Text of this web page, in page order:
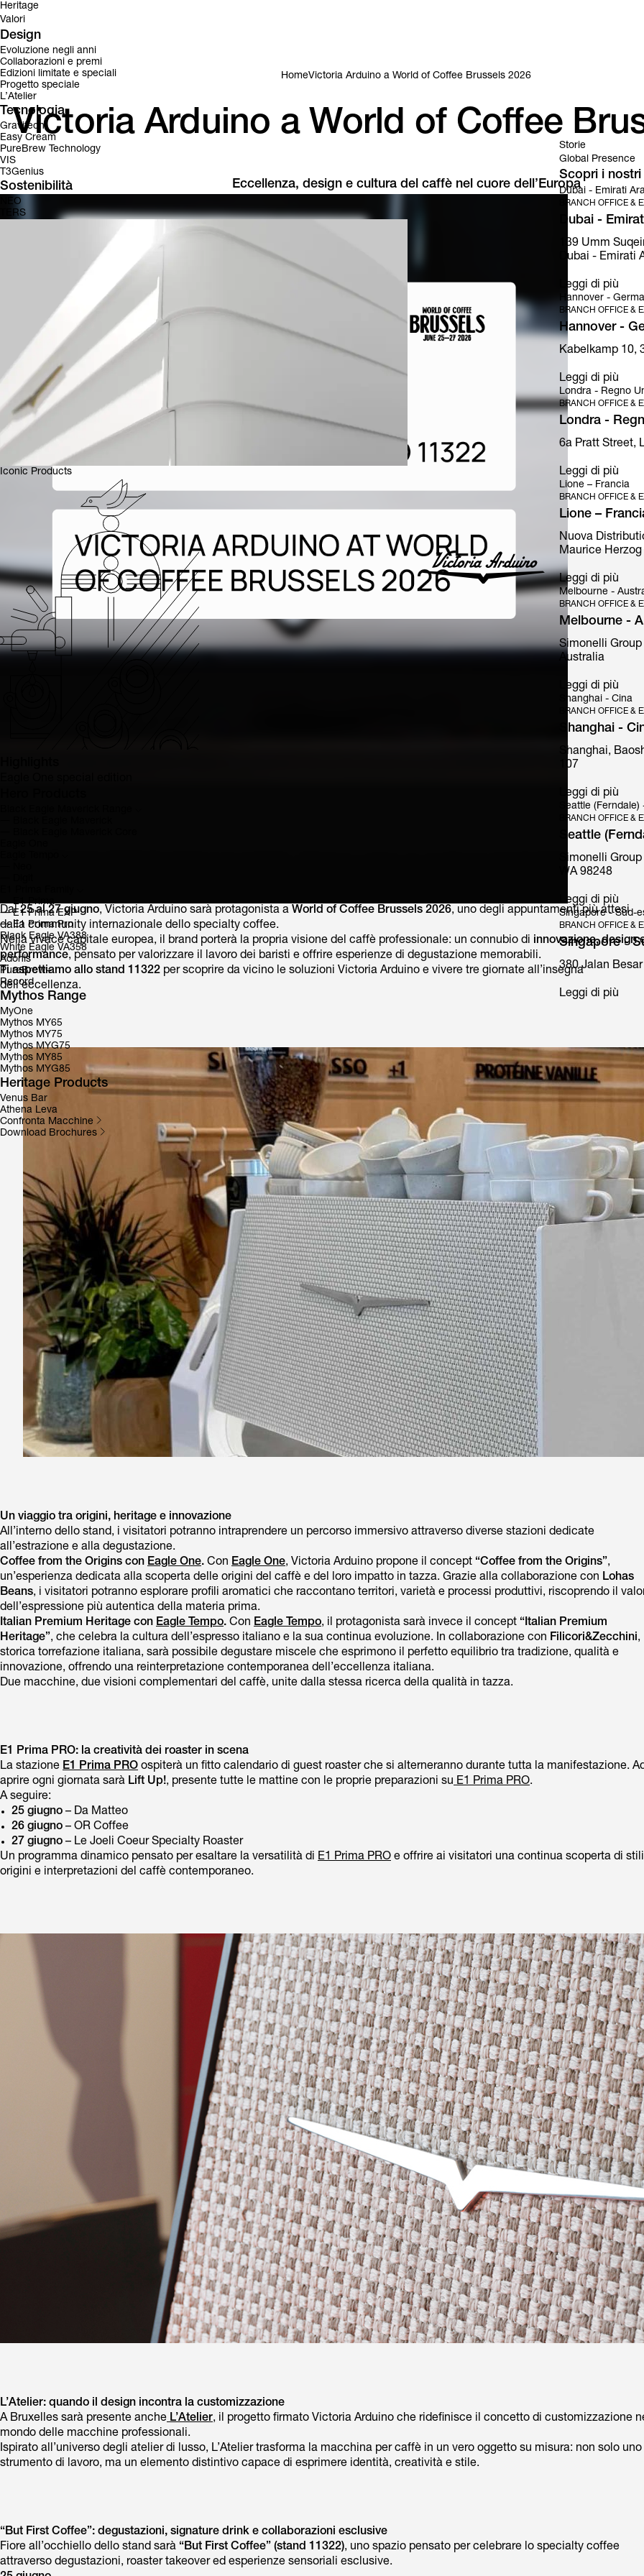
Heritage
Valori
Design
Evoluzione negli anni
Collaborazioni e premi
Edizioni limitate e speciali
Progetto speciale
L’Atelier
Tecnologia
Gravitech
Easy Cream
PureBrew Technology
VIS
T3Genius
Sostenibilità
NEO
TERS
Iconic Products
―E1 Prima
―E1 Prima EXP
―E1 Prima Pro
Black Eagle VA388
White Eagle VA358
Adonis
PureBrew+
Record
Mythos Range
MyOne
Mythos MY65
Mythos MY75
Mythos MYG75
Mythos MY85
Mythos MYG85
Heritage Products
Venus Bar
Athena Leva
Confronta Macchine
Download Brochures
Storie
Global Presence
Scopri i
Dubai - Emirati
BRANCH OFFICE &
Dubai -
139 Umm
Dubai - Emirati
Leggi di più
Hannover -
BRANCH OFFICE &
Hannover -
Kabelkamp 10,
Leggi di più
Londra - Regno
BRANCH OFFICE &
Londra -
6a Pratt Street,
Leggi di più
Lione – Francia
BRANCH OFFICE &
Lione –
Nuova
Maurice
Leggi di più
Melbourne -
BRANCH OFFICE &
Melbourne -
Simonelli
Australia
Leggi di più
Shanghai - Cina
BRANCH OFFICE &
Shanghai -
Shanghai,
107
Leggi di più
Seattle (Ferndale)
BRANCH OFFICE &
Seattle
Simonelli
WA 98248
Leggi di più
Singapore - Sud-
BRANCH OFFICE &
Singapore -
380 Jalan
Leggi di più
HomeVictoria Arduino a World of Coffee Brussels 2026
Victoria Arduino a World of Coffee
Eccellenza, design e cultura del caffè nel cuore dell’Europa
Dal25 al 27 giugno, Victoria Arduino sarà protagonista a World of Coffee Brussels 2026, uno degli appuntamenti più attesi
dalla community internazionale dello specialty coffee.
Nella vivace capitale europea, il brand porterà la propria visione del caffè professionale: un connubio di innovazione, design
performance, pensato per valorizzare il lavoro dei baristi e offrire esperienze di degustazione memorabili.
Ti aspettiamo allo stand 11322 per scoprire da vicino le soluzioni Victoria Arduino e vivere tre giornate all’insegna
dell’eccellenza.
Un viaggio tra origini, heritage e innovazione
All’interno dello stand, i visitatori potranno intraprendere un percorso immersivo attraverso diverse stazioni dedicate
all’estrazione e alla degustazione.
Coffee from the Origins con Eagle One. Con Eagle One, Victoria Arduino propone il concept “Coffee from the Origins”,
un’esperienza dedicata alla scoperta delle origini del caffè e del loro impatto in tazza. Grazie alla collaborazione con Lohas
Beans, i visitatori potranno esplorare profili aromatici che raccontano territori, varietà e processi produttivi, riscoprendo il
dell’espressione più autentica della materia prima.
Italian Premium Heritage con Eagle Tempo. Con Eagle Tempo, il protagonista sarà invece il concept “Italian Premium
Heritage”, che celebra la cultura dell’espresso italiano e la sua continua evoluzione. In collaborazione con Filicori&Zecchini,
storica torrefazione italiana, sarà possibile degustare miscele che esprimono il perfetto equilibrio tra tradizione, qualità e
innovazione, offrendo una reinterpretazione contemporanea dell’eccellenza italiana.
Due macchine, due visioni complementari del caffè, unite dalla stessa ricerca della qualità in tazza.
E1 Prima PRO: la creatività dei roaster in scena
La stazione E1 Prima PRO ospiterà un fitto calendario di guest roaster che si alterneranno durante tutta la manifestazione.
aprire ogni giornata sarà Lift Up!, presente tutte le mattine con le proprie preparazioni suE1 Prima PRO.
A seguire:
25 giugno – Da Matteo
26 giugno – OR Coffee
27 giugno – Le Joeli Coeur Specialty Roaster
Un programma dinamico pensato per esaltare la versatilità di E1 Prima PRO e offrire ai visitatori una continua scoperta di
origini e interpretazioni del caffè contemporaneo.
L’Atelier: quando il design incontra la customizzazione
A Bruxelles sarà presente anche L’Atelier, il progetto firmato Victoria Arduino che ridefinisce il concetto di customizzazione
mondo delle macchine professionali.
Ispirato all’universo degli atelier di lusso, L’Atelier trasforma la macchina per caffè in un vero oggetto su misura: non solo uno
strumento di lavoro, ma un elemento distintivo capace di esprimere identità, creatività e stile.
“But First Coffee”: degustazioni, signature drink e collaborazioni esclusive
Fiore all’occhiello dello stand sarà “But First Coffee” (stand 11322), uno spazio pensato per celebrare lo specialty coffee
attraverso degustazioni, roaster takeover ed esperienze sensoriali esclusive.